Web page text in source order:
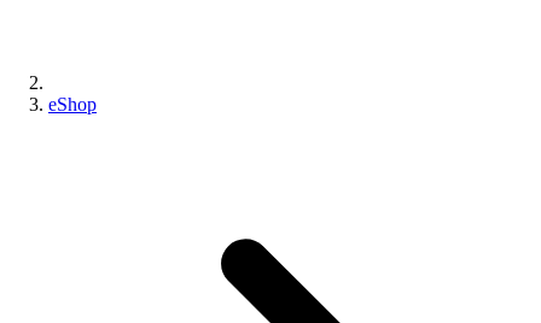
eShop